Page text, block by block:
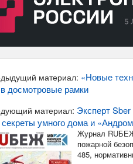
материал: «Новые
досмотровые рамки
материал: Эксперт
секреты умного дома и
Журнал
пожарной
485,